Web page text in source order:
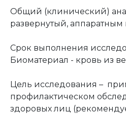
Общий (клинический)
развернутый,
Срок выполнения
Биоматериал - кровь из
Цель исследования –
профилактическом
здоровых лиц